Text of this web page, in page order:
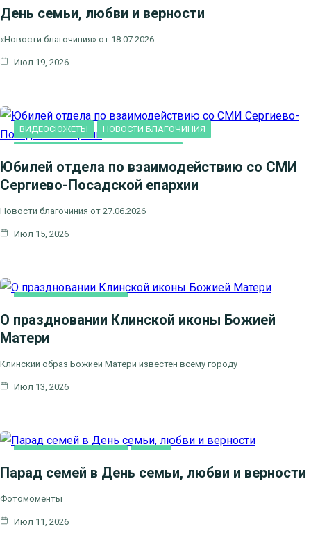
НОВОСТИ БЛАГОЧИНИЯ
НОВОСТИ КЛИНСКОГО
День семьи, любви и верности
«Новости благочиния» от 18.07.2026
Июл 19, 2026
ВИДЕОСЮЖЕТЫ НОВОСТИ БЛАГОЧИНИЯ
Юбилей отдела по взаимодействию со СМИ
Сергиево-Посадской епархии
Новости благочиния от 27.06.2026
Июл 15, 2026
О праздновании Клинской иконы Божией
Матери
Клинский образ Божией Матери известен всему городу
Июл 13, 2026
Парад семей в День семьи, любви и верности
Фотомоменты
Июл 11, 2026